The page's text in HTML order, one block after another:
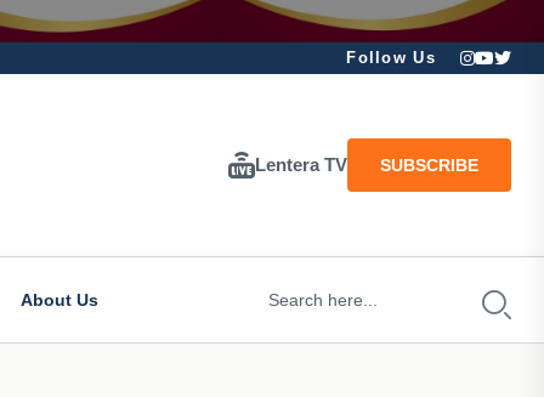
Follow Us
Lentera TV SUBSCRIBE
About Us